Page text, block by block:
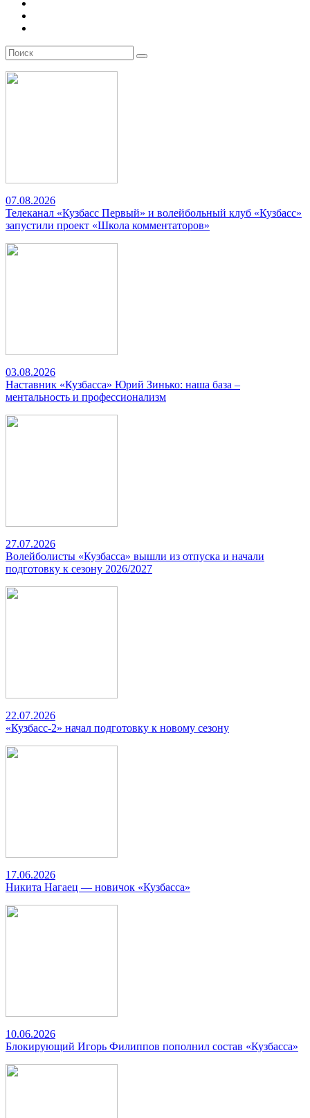
07.08.2026
Телеканал «Кузбасс Первый» и волейбольный клуб «Кузбасс»
запустили проект «Школа комментаторов»
03.08.2026
Наставник «Кузбасса» Юрий Зинько: наша база –
ментальность и профессионализм
27.07.2026
Волейболисты «Кузбасса» вышли из отпуска и начали
подготовку к сезону 2026/2027
22.07.2026
«Кузбасс-2» начал подготовку к новому сезону
17.06.2026
Никита Нагаец — новичок «Кузбасса»
10.06.2026
Блокирующий Игорь Филиппов пополнил состав «Кузбасса»